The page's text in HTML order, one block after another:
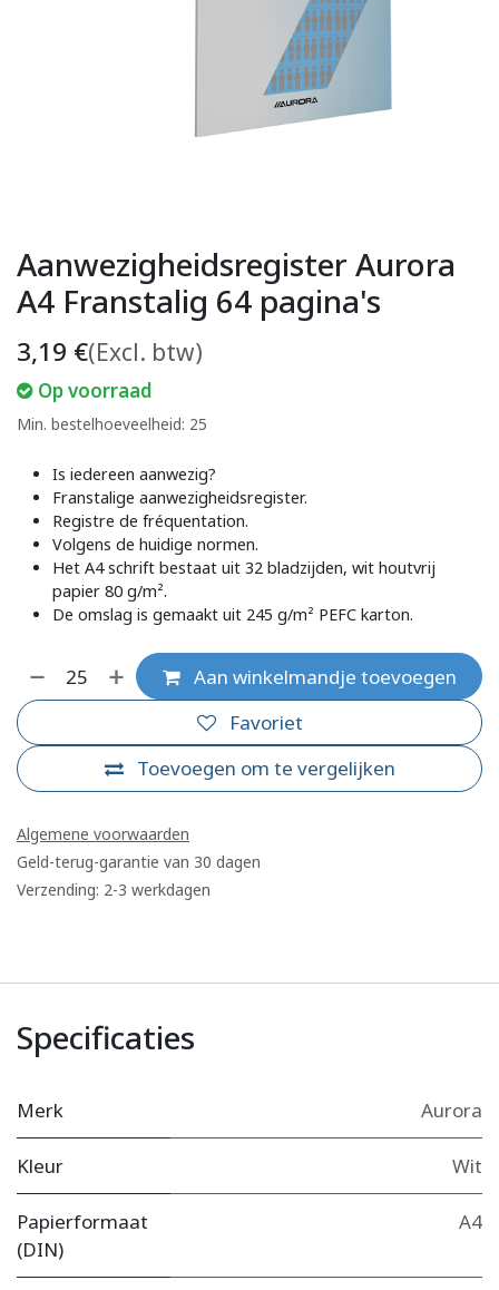
Aanwezigheidsregister Aurora
A4 Franstalig 64 pagina's
3,19 €(Excl. btw)
Op voorraad
Min. bestelhoeveelheid: 25
Is iedereen aanwezig?
Franstalige aanwezigheidsregister.
Registre de fréquentation.
Volgens de huidige normen.
Het A4 schrift bestaat uit 32 bladzijden, wit houtvrij
papier 80 g/m².
De omslag is gemaakt uit 245 g/m² PEFC karton.
Aan winkelmandje toevoegen
Toevoegen om te vergelijken
Favoriet
Algemene voorwaarden
Geld-terug-garantie van 30 dagen
Verzending: 2-3 werkdagen
Specificaties
Merk Aurora
Kleur Wit
Papierformaat
(DIN)
A4